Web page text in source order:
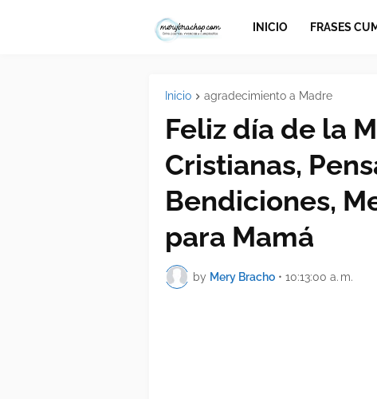
INICIO FRASES
Inicio agradecimiento a Madre
Feliz día de la
Cristianas,
Bendiciones,
para Mamá
by Mery Bracho • 10:13:00 a. m.